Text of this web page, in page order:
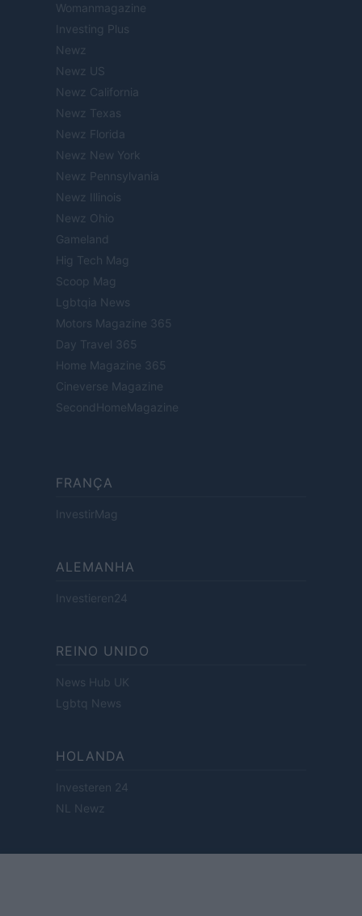
Womanmagazine
Investing Plus
Newz
Newz US
Newz California
Newz Texas
Newz Florida
Newz New York
Newz Pennsylvania
Newz Illinois
Newz Ohio
Gameland
Hig Tech Mag
Scoop Mag
Lgbtqia News
Motors Magazine 365
Day Travel 365
Home Magazine 365
Cineverse Magazine
SecondHomeMagazine
FRANÇA
InvestirMag
ALEMANHA
Investieren24
REINO UNIDO
News Hub UK
Lgbtq News
HOLANDA
Investeren 24
NL Newz